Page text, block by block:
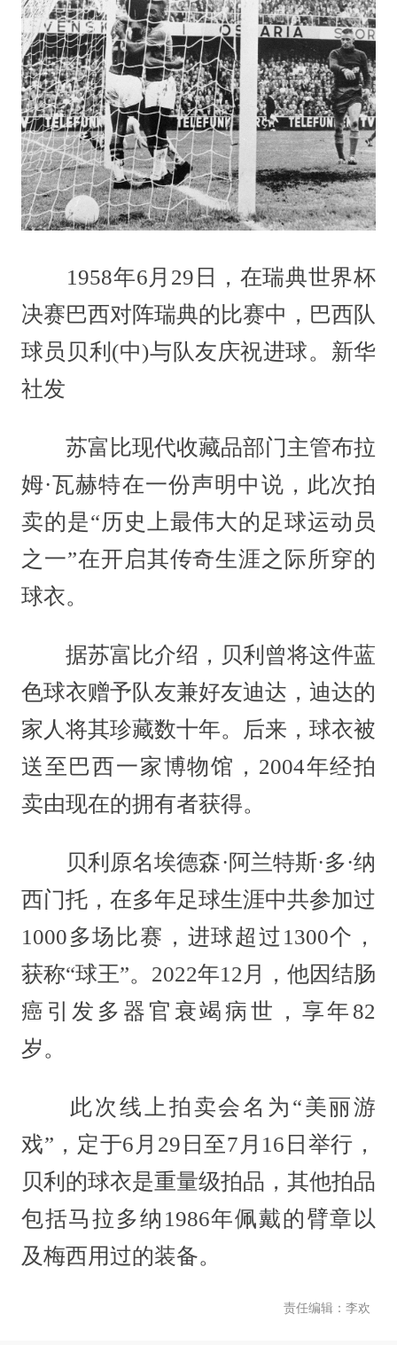
1958年6月29日，在瑞典世界杯
决赛巴西对阵瑞典的比赛中，巴西队
球员贝利(中)与队友庆祝进球。新华
社发
苏富比现代收藏品部门主管布拉
姆·瓦赫特在一份声明中说，此次拍
卖的是“历史上最伟大的足球运动员
之一”在开启其传奇生涯之际所穿的
球衣。
据苏富比介绍，贝利曾将这件蓝
色球衣赠予队友兼好友迪达，迪达的
家人将其珍藏数十年。后来，球衣被
送至巴西一家博物馆，2004年经拍
卖由现在的拥有者获得。
贝利原名埃德森·阿兰特斯·多·纳
西门托，在多年足球生涯中共参加过
1000多场比赛，进球超过1300个，
获称“球王”。2022年12月，他因结肠
癌引发多器官衰竭病世，享年82
岁。
此次线上拍卖会名为“美丽游
戏”，定于6月29日至7月16日举行，
贝利的球衣是重量级拍品，其他拍品
包括马拉多纳1986年佩戴的臂章以
及梅西用过的装备。
责任编辑：李欢